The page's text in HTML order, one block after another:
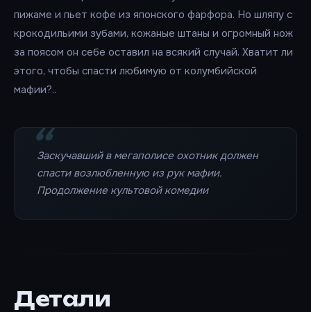
пижаме и пьет кофе из японского фарфора. Но шляпу с
крокодильими зубами, кожаные штаны и огромный нож
за поясом он себе оставил на всякий случай. Хватит ли
этого, чтобы спасти любимую от колумбийской
мафии?..
Заскучавший в мегаполисе охотник должен
спасти возлюбленную из рук мафии.
Продолжение культовой комедии
Детали